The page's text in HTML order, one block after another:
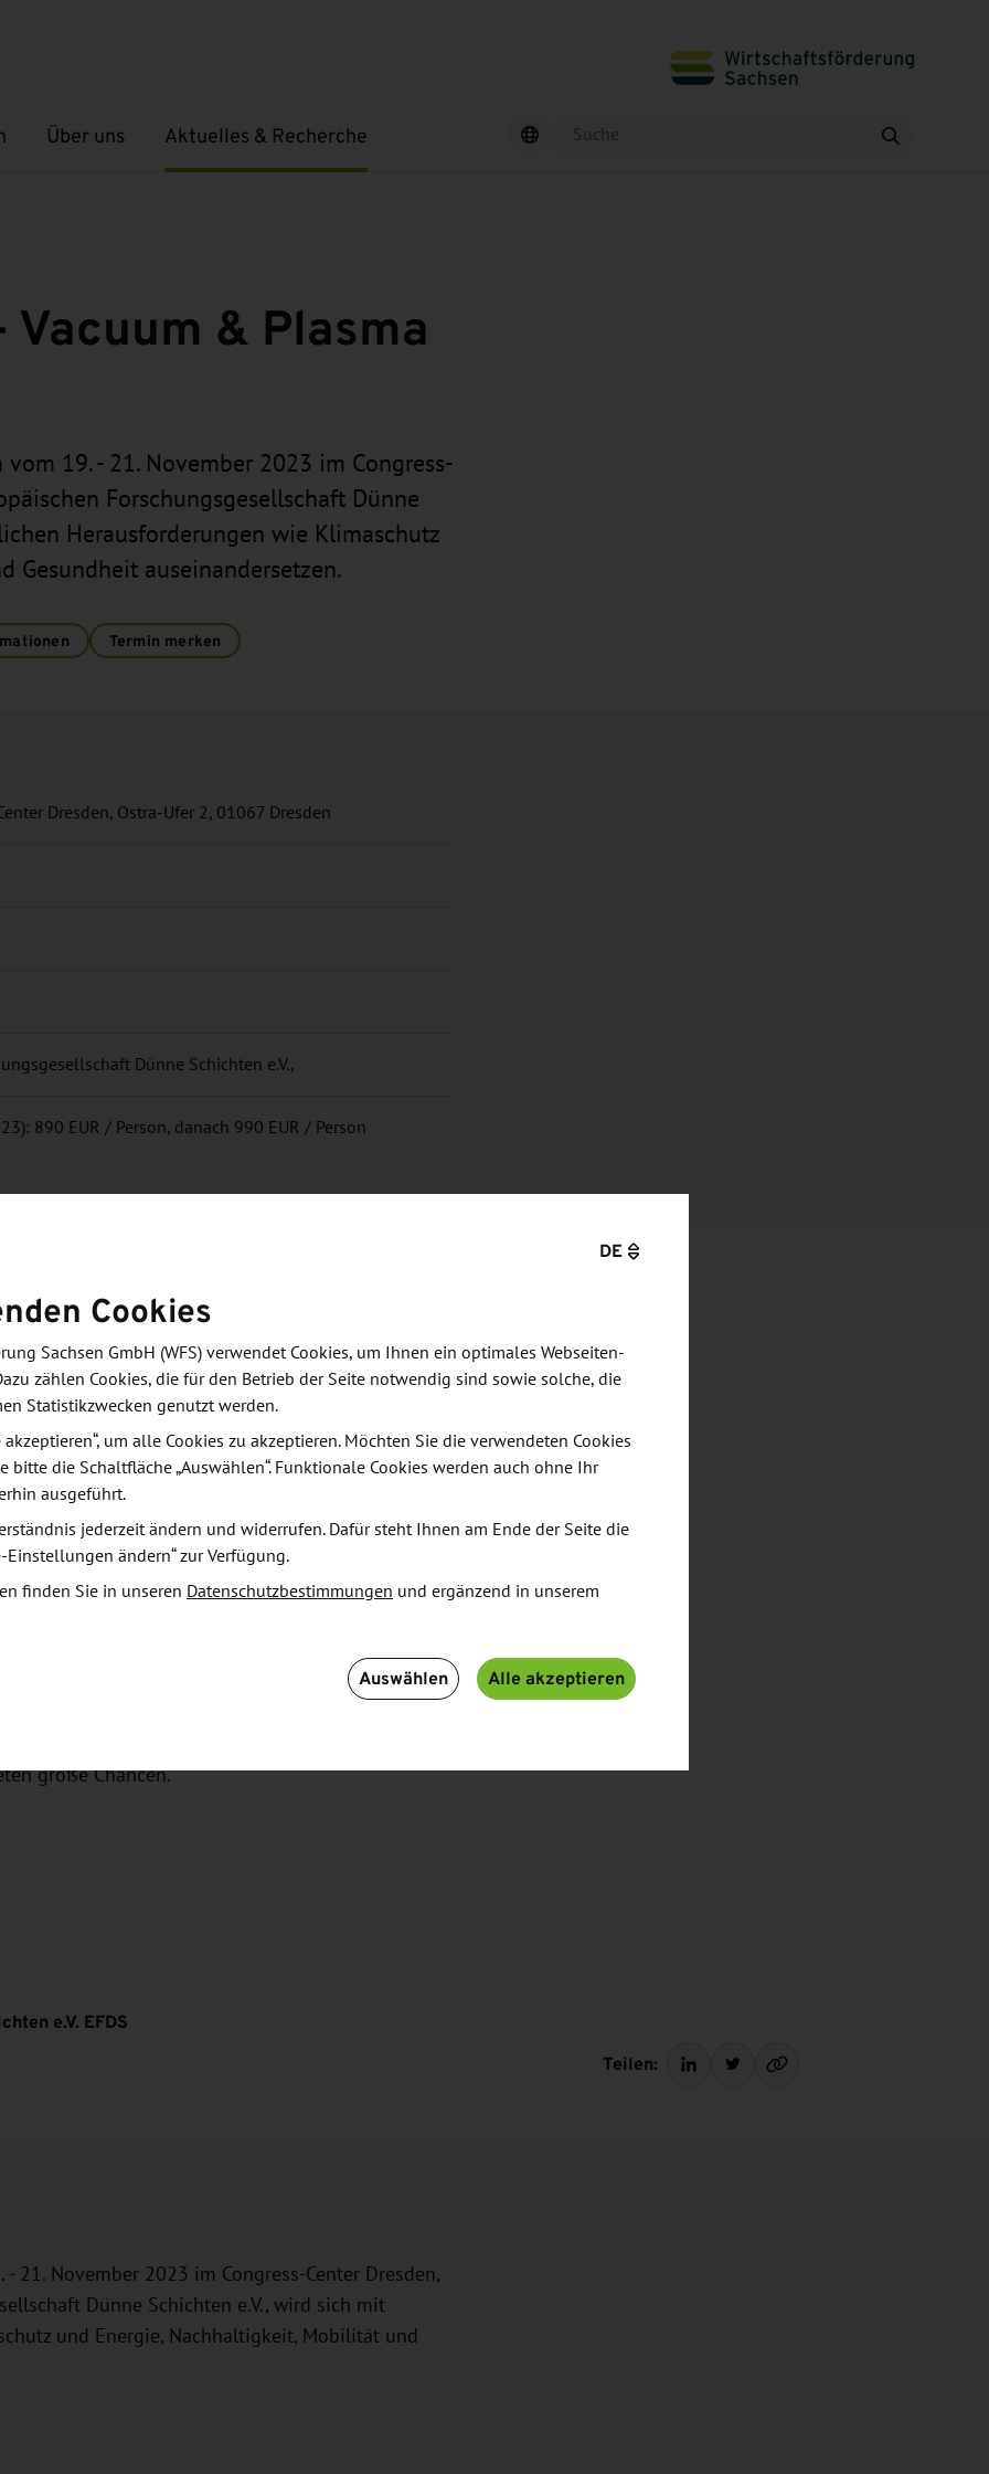
Über uns
Untermenü öffnenAktuelles & Recherche
Untermenü öffnen Finden
& Plasma
19. - 21. November 2023 im Congress-
Forschungsgesellschaft Dünne
Herausforderungen wie Klimaschutz
Gesundheit auseinandersetzen.
Termin merken
Dresden, Ostra-Ufer 2, 01067 Dresden
Dünne Schichten e.V.,
890 EUR / Person, danach 990 EUR / Person
der Oberflächen- und Dünnschichttechnologie
und Forschungseinrichtungen. Ziel
zwischen allen Beteiligten Innovation
Ideen zu sichern. Diese treibenden
unterstützen wir gemeinsam mit Partnern aus
mit gesellschaftlichen Herausforderungen wie
Gesundheit auseinandersetzen. Die raschen
werdenden geopolitischen Erwägungen
und nachhaltige Energietechnologien in
sind wichtige
große Chancen.
e.V. EFDS
Teilen:
21. November 2023 im Congress-Center Dresden,
Dünne Schichten e.V., wird sich mit
und Energie, Nachhaltigkeit, Mobilität und
DE
Cookies
Sachsen GmbH (WFS) verwendet Cookies, um Ihnen ein optimales Webseiten-
zählen Cookies, die für den Betrieb der Seite notwendig sind sowie solche, die
Statistikzwecken genutzt werden.
um alle Cookies zu akzeptieren. Möchten Sie die verwendeten Cookies
bitte die Schaltfläche „Auswählen“. Funktionale Cookies werden auch ohne Ihr
ausgeführt.
jederzeit ändern und widerrufen. Dafür steht Ihnen am Ende der Seite die
Einstellungen ändern“ zur Verfügung.
finden Sie in unseren Datenschutzbestimmungen und ergänzend in unserem
Auswählen Alle akzeptieren